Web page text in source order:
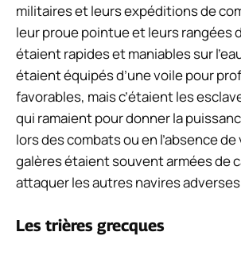
militaires et leurs expéditions de
leur proue pointue et leurs rangées
étaient rapides et maniables sur
étaient équipés d’une voile pour
favorables, mais c’étaient les
qui ramaient pour donner la
lors des combats ou en l’absence
galères étaient souvent armées de
attaquer les autres navires
Les trières grecques